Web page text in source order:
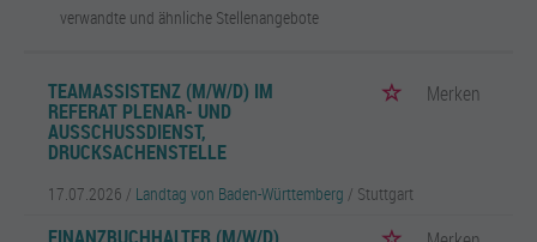
verwandte und ähnliche Stellenangebote
TEAMASSISTENZ (M/W/D) IM
REFERAT PLENAR- UND
AUSSCHUSSDIENST,
DRUCKSACHENSTELLE
Merken
17.07.2026 / Landtag von Baden-Württemberg / Stuttgart